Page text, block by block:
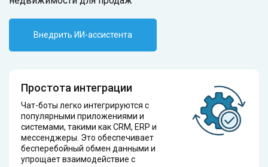
Внедрить ИИ-ассистента
Простота интеграции
Чат-боты легко интегрируются с
популярными приложениями и
системами, такими как CRM, ERP и
мессенджеры. Это обеспечивает
бесперебойный обмен данными и
упрощает взаимодействие с